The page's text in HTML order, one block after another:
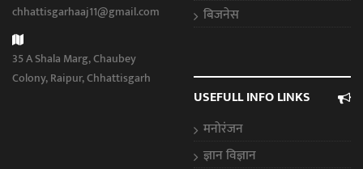
chhattisgarhaaj11@gmail.com
35 A Shala Marg, Chaubey
Colony, Raipur, Chhattisgarh
बिजनेस
USEFULL INFO LINKS
मनोरंजन
ज्ञान विज्ञान